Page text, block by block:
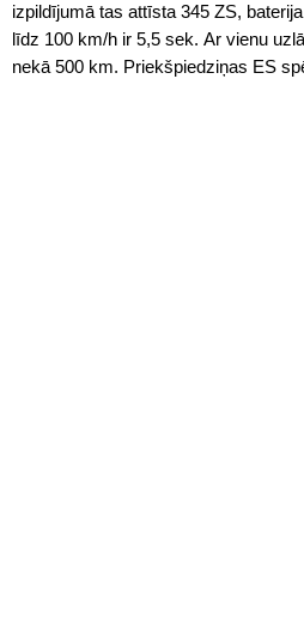
izpildījumā tas attīsta 345 ZS,
līdz 100 km/h ir 5,5 sek. Ar vienu
nekā 500 km. Priekšpiedziņas ES